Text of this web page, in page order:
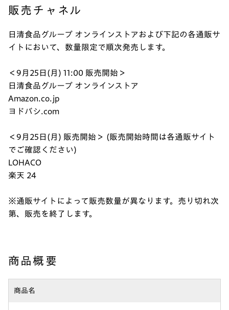
販売チャネル
日清食品グループ オンラインストアおよび下記の各通販サ
イトにおいて、数量限定で順次発売します。
＜9月25日(月) 11:00 販売開始＞
日清食品グループ オンラインストア
Amazon.co.jp
ヨドバシ.com
＜9月25日(月) 販売開始＞ (販売開始時間は各通販サイト
でご確認ください)
LOHACO
楽天 24
※通販サイトによって販売数量が異なります。売り切れ次
第、販売を終了します。
商品概要
商品名